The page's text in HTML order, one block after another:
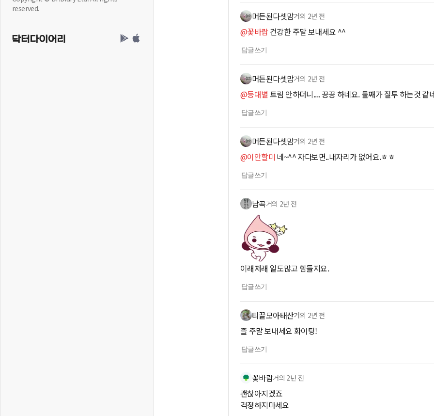
reserved.
머든된다셋맘거의 2년 전
@꽃바람건강한 주말 보내세요 ^^
답글쓰기
머든된다셋맘거의 2년 전
@등대별 트림 안하더니.... 끙끙 하네요. 둘째가 질투 하는것 같
답글쓰기
머든된다셋맘거의 2년 전
@이안할미 네~^^ 자다보면..내자리가 없어요.ㅎㅎ
답글쓰기
남곡거의 2년 전
이래저래 일도많고 힘들지요.
답글쓰기
티끌모아태산거의 2년 전
즐 주말 보내세요 화이팅!
답글쓰기
꽃바람거의 2년 전
괜찮아지겠죠
걱정하지마세요